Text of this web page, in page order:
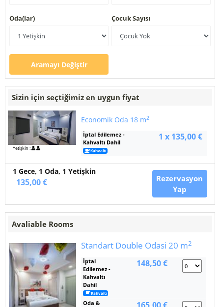
Oda(lar) Çocuk Sayısı
Aramayı Değiştir
Sizin için seçtiğimiz en uygun fiyat
Yetişkin :
Economik Oda 18 m2
İptal Edilemez -
Kahvaltı Dahil
Kahvaltı
1 x 135,00 €
1 Gece, 1 Oda, 1 Yetişkin
135,00 €
Rezervasyon
Yap
Avaliable Rooms
Standart Double Odasi20 m2
İptal
Edilemez -
Kahvaltı
Dahil
Kahvaltı
148,50 €
Oda &